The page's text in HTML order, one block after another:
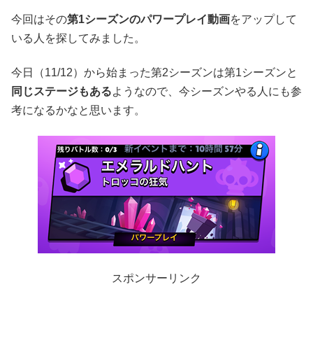
今回はその第1シーズンのパワープレイ動画をアップして
いる人を探してみました。
今日（11/12）から始まった第2シーズンは第1シーズンと
同じステージもあるようなので、今シーズンやる人にも参
考になるかなと思います。
スポンサーリンク